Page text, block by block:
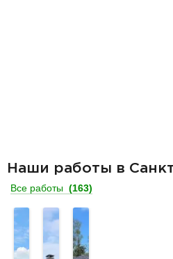
Наши работы в
Все работы (163)